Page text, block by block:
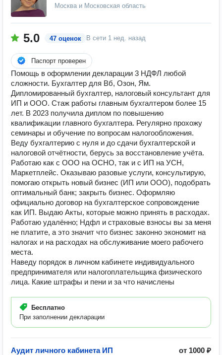
Москва и Московская область
5.0 47 оценок В сети 1 нед. назад
Паспорт проверен
Помощь в оформлении декларации 3 НДФЛ любой
сложности. Бухгалтер для Вб, Озон, Ям.
Дипломированный бухгалтер, налоговый консультант для
ИП и ООО. Стаж работы главным бухгалтером более 15
лет. В 2023 получила диплом по повышению
квалификации главного бухгалтера. Регулярно прохожу
семинары и обучение по вопросам налогообложения.
Веду бухгалтерию с нуля и до сдачи бухгалтерской и
налоговой отчётности, берусь за восстановление учёта.
Работаю как с ООО на ОСНО, так и с ИП на УСН,
Маркетплейс. Оказываю разовые услуги, консультирую,
помогаю открыть новый бизнес (ИП или ООО), подобрать
оптимальный банк; закрыть бизнес. Оформляю
официально договор на бухгалтерское сопровождение
как ИП. Выдаю Акты, которые можно принять в расходах.
Работаю удалённо; Ндфл и страховые взносы вы за меня
не платите, а это значит что бизнес законно экономит на
налогах и на расходах на обслуживание моего рабочего
места.
Наведу порядок в личном кабинете индивидуального
предпринимателя или налогоплательщика физического
лица. Какие штрафы и пени и за что начислены
Бесплатно
При заполнении декларации
Аудит личного кабинета ИП
от 1000 ₽